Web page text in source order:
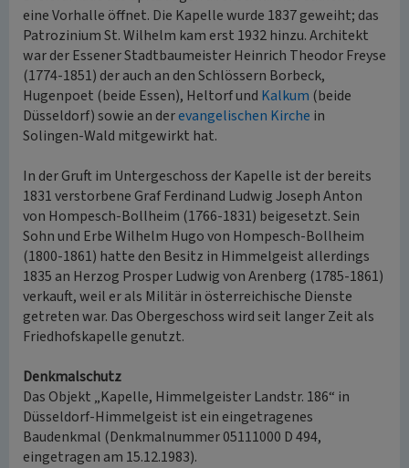
eine Vorhalle öffnet. Die Kapelle wurde 1837 geweiht; das
Patrozinium St. Wilhelm kam erst 1932 hinzu. Architekt
war der Essener Stadtbaumeister Heinrich Theodor Freyse
(1774-1851) der auch an den Schlössern Borbeck,
Hugenpoet (beide Essen), Heltorf und Kalkum (beide
Düsseldorf) sowie an derevangelischen Kirche in
Solingen-Wald mitgewirkt hat.
In der Gruft im Untergeschoss der Kapelle ist der bereits
1831 verstorbene Graf Ferdinand Ludwig Joseph Anton
von Hompesch-Bollheim (1766-1831) beigesetzt. Sein
Sohn und Erbe Wilhelm Hugo von Hompesch-Bollheim
(1800-1861) hatte den Besitz in Himmelgeist allerdings
1835 an Herzog Prosper Ludwig von Arenberg (1785-1861)
verkauft, weil er als Militär in österreichische Dienste
getreten war. Das Obergeschoss wird seit langer Zeit als
Friedhofskapelle genutzt.
Denkmalschutz
Das Objekt „Kapelle, Himmelgeister Landstr. 186“ in
Düsseldorf-Himmelgeist ist ein eingetragenes
Baudenkmal (Denkmalnummer 05111000 D 494,
eingetragen am 15.12.1983).